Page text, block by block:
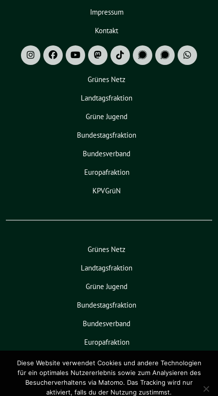
Impressum
Kontakt
Grünes Netz
Landtagsfraktion
Grüne Jugend
Bundestagsfraktion
Bundesverband
Europafraktion
KPVGrüN
Grünes Netz
Landtagsfraktion
Grüne Jugend
Bundestagsfraktion
Bundesverband
Europafraktion
KPVGrüN
Diese Website verwendet Cookies und andere Technologien
für ein optimales Nutzererlebnis sowie zum Analysieren des
Besucherverhaltens via Matomo. Das Tracking wird nur
aktiviert, falls du der Nutzung zustimmst.